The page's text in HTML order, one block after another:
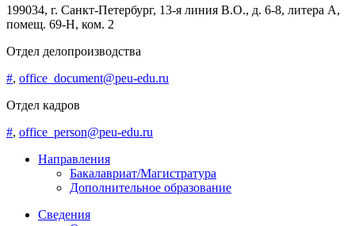
199034, г. Санкт-Петербург, 13-я линия В.О., д. 6-8, литера А,
помещ. 69-Н, ком. 2
Отдел делопроизводства
#, office_document@peu-edu.ru
Отдел кадров
#, office_person@peu-edu.ru
Направления
Бакалавриат/Магистратура
Дополнительное образование
Сведения